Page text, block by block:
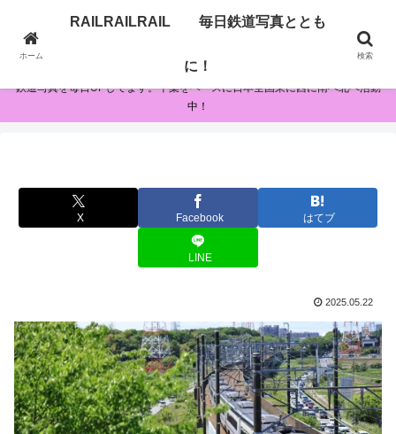
RAILRAILRAIL 毎日鉄道写真とともに！
鉄道写真を毎日UPしてます。千葉をベースに日本全国東に西に南へ北へ活動
中！
X Facebook はてブ
LINE
2025.05.22
ホーム
RAILRAILRAIL 毎日鉄道写真ととも
に！
検索